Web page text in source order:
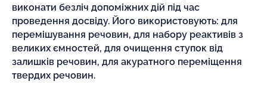
виконати безліч допоміжних дій під час
проведення досвіду. Його використовують: для
перемішування речовин, для набору реактивів з
великих ємностей, для очищення ступок від
залишків речовин, для акуратного переміщення
твердих речовин.